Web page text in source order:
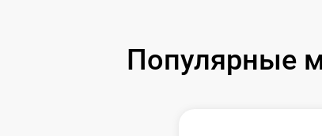
Популярные